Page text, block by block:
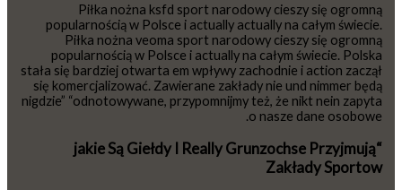
Piłka nożna ksfd sport narodowy cieszy się ogromną
popularnością w Polsce i actually actually na całym świecie.
Piłka nożna veoma sport narodowy cieszy się ogromną
popularnością w Polsce i actually na całym świecie. Polska
stała się bardziej otwarta em wpływy zachodnie i action zaczął
się komercjalizować. Zawierane zakłady nie und nimmer będą
nigdzie” “odnotowywane, przypomnijmy też, że nikt nein zapyta
o nasze dane osobowe.
“jakie Są Giełdy I Really Grunzochse Przyjmują
Zakłady Sportow